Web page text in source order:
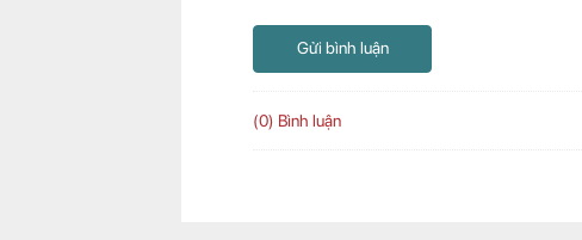
Gửi bình luận
(0) Bình luận